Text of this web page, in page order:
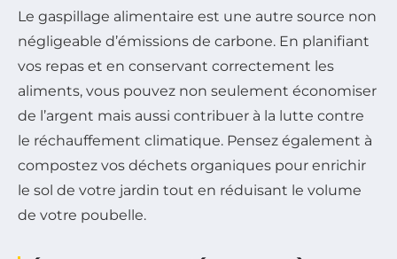
Le gaspillage alimentaire est une autre source non
négligeable d’émissions de carbone. En planifiant
vos repas et en conservant correctement les
aliments, vous pouvez non seulement économiser
de l’argent mais aussi contribuer à la lutte contre
le réchauffement climatique. Pensez également à
compostez vos déchets organiques pour enrichir
le sol de votre jardin tout en réduisant le volume
de votre poubelle.